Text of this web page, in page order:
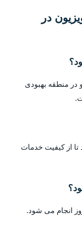
در
در منطقه بهبودی
تا از کیفیت خدمات
انجام می شود.